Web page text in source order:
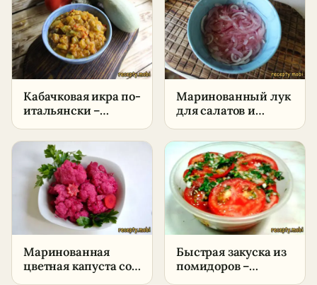
Кабачковая икра по-
итальянски –
в домашних
условиях
Маринованный лук
для салатов и
пошаговый рецепт
в домашних
условиях
Маринованная
цветная капуста со
Быстрая закуска из
помидоров –